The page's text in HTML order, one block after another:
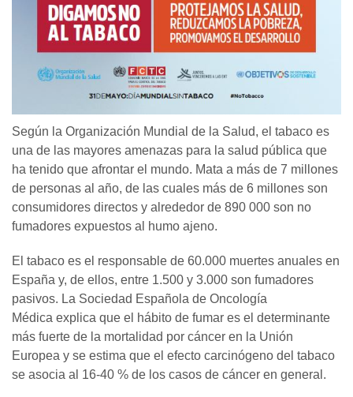
Según la Organización Mundial de la Salud, el tabaco es
una de las mayores amenazas para la salud pública que
ha tenido que afrontar el mundo. Mata a más de 7 millones
de personas al año, de las cuales más de 6 millones son
consumidores directos y alrededor de 890 000 son no
fumadores expuestos al humo ajeno.
El tabaco es el responsable de 60.000 muertes anuales en
España y, de ellos, entre 1.500 y 3.000 son fumadores
pasivos. La Sociedad Española de Oncología
Médica explica que el hábito de fumar es el determinante
más fuerte de la mortalidad por cáncer en la Unión
Europea y se estima que el efecto carcinógeno del tabaco
se asocia al 16-40 % de los casos de cáncer en general.